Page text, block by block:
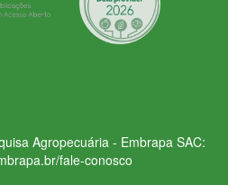
Agropecuária - Embrapa SAC:
fale-conosco